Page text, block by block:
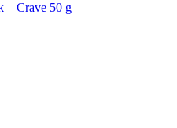
– Crave 50 g